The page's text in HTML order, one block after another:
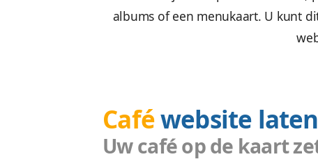
U bent café-eigenaar
albums of een